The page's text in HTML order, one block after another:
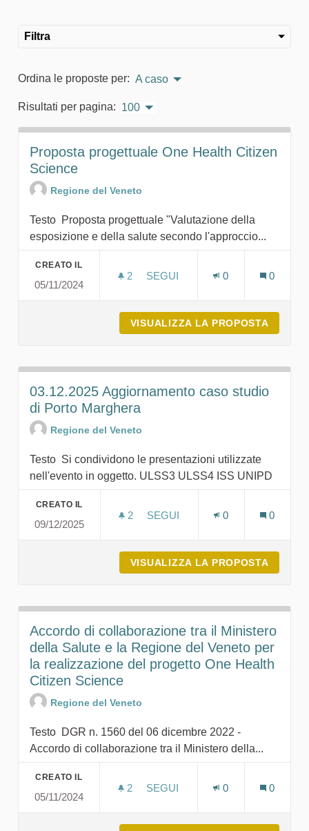
Filtra
Ordina le proposte per: A caso
Risultati per pagina: 100
Proposta progettuale One Health Citizen
Science
Regione del Veneto
Testo Proposta progettuale "Valutazione della
esposizione e della salute secondo l'approccio...
CREATO IL
05/11/2024
2 2 SOSTENITORI
SEGUI
0 0
VISUALIZZA LA PROPOSTA
03.12.2025 Aggiornamento caso studio
di Porto Marghera
Regione del Veneto
Testo Si condividono le presentazioni utilizzate
nell'evento in oggetto. ULSS3 ULSS4 ISS UNIPD
CREATO IL
09/12/2025
2 2 SOSTENITORI
SEGUI
0 0
VISUALIZZA LA PROPOSTA
Accordo di collaborazione tra il Ministero
della Salute e la Regione del Veneto per
la realizzazione del progetto One Health
Citizen Science
Regione del Veneto
Testo DGR n. 1560 del 06 dicembre 2022 -
Accordo di collaborazione tra il Ministero della...
CREATO IL
05/11/2024
2 2 SOSTENITORI
SEGUI
0 0